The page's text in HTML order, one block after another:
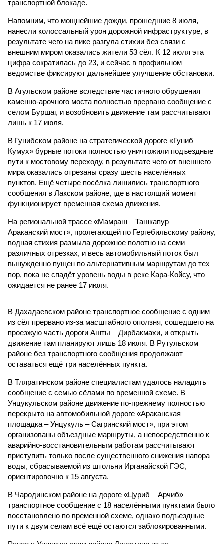
транспортной блокаде.
Напомним, что мощнейшие дожди, прошедшие 8 июля,
нанесли колоссальный урон дорожной инфраструктуре, в
результате чего на пике разгула стихии без связи с
внешним миром оказались жители 53 сёл. К 12 июля эта
цифра сократилась до 23, и сейчас в профильном
ведомстве фиксируют дальнейшее улучшение обстановки.
В Агульском районе вследствие частичного обрушения
каменно-арочного моста полностью прервано сообщение с
селом Буршаг, и возобновить движение там рассчитывают
лишь к 17 июля.
В Гунибском районе на стратегической дороге «Гуниб –
Кумух» бурные потоки полностью уничтожили подъездные
пути к мостовому переходу, в результате чего от внешнего
мира оказались отрезаны сразу шесть населённых
пунктов. Ещё четыре посёлка лишились транспортного
сообщения в Лакском районе, где в настоящий момент
функционирует временная схема движения.
На региональной трассе «Мамраш – Ташкапур –
Араканский мост», пролегающей по Гергебильскому району,
водная стихия размыла дорожное полотно на семи
различных отрезках, и весь автомобильный поток был
вынужденно пущен по альтернативным маршрутам до тех
пор, пока не спадёт уровень воды в реке Кара-Койсу, что
ожидается не ранее 17 июля.
В Дахадаевском районе транспортное сообщение с одним
из сёл прервано из-за масштабного оползня, сошедшего на
проезжую часть дороги Ашты – Дирбакмахи, и открыть
движение там планируют лишь 18 июля. В Рутульском
районе без транспортного сообщения продолжают
оставаться ещё три населённых пункта.
В Тляратинском районе специалистам удалось наладить
сообщение с семью сёлами по временной схеме. В
Унцукульском районе движение по-прежнему полностью
перекрыто на автомобильной дороге «Араканская
площадка – Унцукуль – Сагринский мост», при этом
организованы объездные маршруты, а непосредственно к
аварийно-восстановительным работам рассчитывают
приступить только после существенного снижения напора
воды, сбрасываемой из штольни Ирганайской ГЭС,
ориентировочно к 15 августа.
В Чародинском районе на дороге «Цуриб – Арчиб»
транспортное сообщение с 18 населёнными пунктами было
восстановлено по временной схеме, однако подъездные
пути к двум селам всё ещё остаются заблокированными.